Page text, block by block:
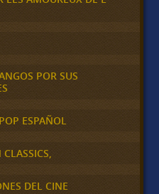
POR SUS
ESPAÑOL
DEL CINE